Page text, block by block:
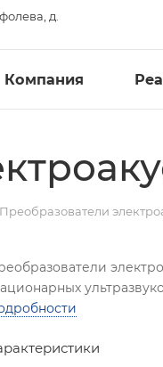
д.
Компания
Преобразователи